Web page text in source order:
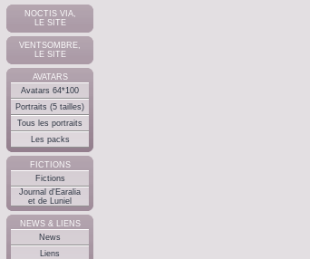
NOCTIS VIA,
LE SITE
VENTSOMBRE,
LE SITE
AVATARS
Avatars 64*100
Portraits (5 tailles)
Tous les portraits
Les packs
FICTIONS
Fictions
Journal d'Earalia
et de Luniel
NEWS & LIENS
News
Liens